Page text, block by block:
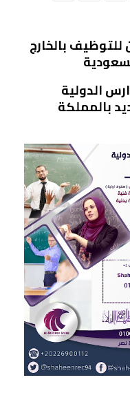
بالخارج
الدولية
بالمملكة